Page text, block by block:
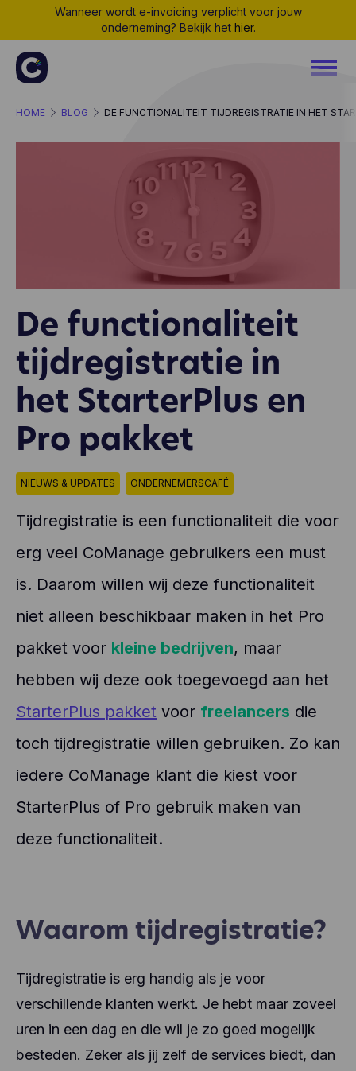
Wanneer wordt e-invoicing verplicht voor jouw
onderneming? Bekijk het hier.
HOME BLOG DE FUNCTIONALITEIT TIJDREGISTRATIE IN HET
De functionaliteit
tijdregistratie in
het StarterPlus en
Pro pakket
NIEUWS & UPDATES ONDERNEMERSCAFÉ
Tijdregistratie is een functionaliteit die voor
erg veel CoManage gebruikers een must
is. Daarom willen wij deze functionaliteit
niet alleen beschikbaar maken in het Pro
pakket voor kleine bedrijven, maar
hebben wij deze ook toegevoegd aan het
StarterPlus pakket voor freelancers die
toch tijdregistratie willen gebruiken. Zo kan
iedere CoManage klant die kiest voor
StarterPlus of Pro gebruik maken van
deze functionaliteit.
Waarom tijdregistratie?
Tijdregistratie is erg handig als je voor
verschillende klanten werkt. Je hebt maar zoveel
uren in een dag en die wil je zo goed mogelijk
besteden. Zeker als jij zelf de services biedt, dan